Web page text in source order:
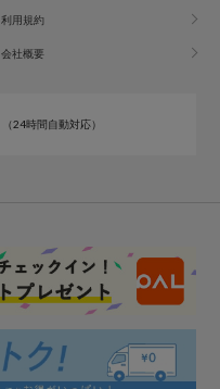
利用規約
会社概要
（24時間自動対応）